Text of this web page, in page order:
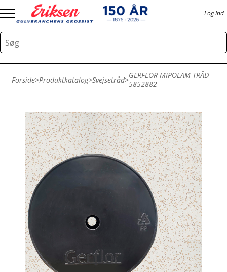
Log ind
Forside>Produktkatalog>Svejsetråd>GERFLOR MIPOLAM TRÅD
5852882